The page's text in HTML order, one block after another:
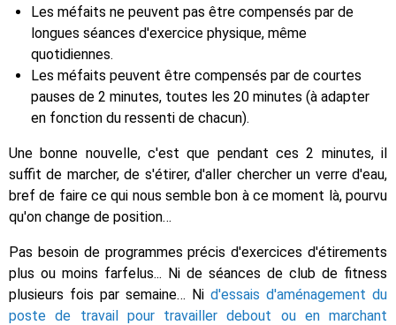
Les méfaits ne peuvent pas être compensés par de
longues séances d'exercice physique, même
quotidiennes.
Les méfaits peuvent être compensés par de courtes
pauses de 2 minutes, toutes les 20 minutes (à adapter
en fonction du ressenti de chacun).
Une bonne nouvelle, c'est que pendant ces 2 minutes, il
suffit de marcher, de s'étirer, d'aller chercher un verre d'eau,
bref de faire ce qui nous semble bon à ce moment là, pourvu
qu'on change de position…
Pas besoin de programmes précis d'exercices d'étirements
plus ou moins farfelus... Ni de séances de club de fitness
plusieurs fois par semaine… Ni d'essais d'aménagement du
poste de travail pour travailler debout ou en marchant